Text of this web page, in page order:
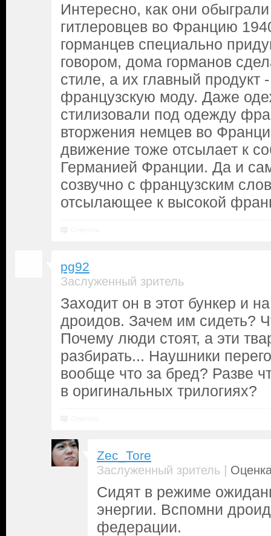
Интересно, как они
гитлеровцев во Францию
горманцев специально
говором, дома горманов
стиле, а их главный продукт
французскую моду. Даже
стилизовали под одежду
вторжения немцев во
движение тоже отсылает к
Германией Франции. Да и
созвучно с французским
отсылающее к высокой
pg92
Заслуженный зритель
Заходит он в этот бункер и
дроидов. Зачем им сидеть?
Почему люди стоят, а эти
разбирать... Наушники
вообще что за бред? Разве
в оригинальных трилогиях?
Zec_Tore
Заслуженный зритель |
Сидят в режиме
энергии. Вспомни
федерации.